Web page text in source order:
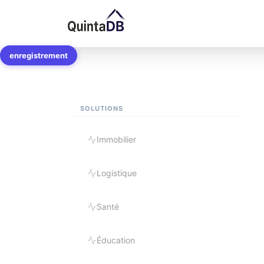
enregistrement
Modèles
SOLUTIONS
Immobilier
Logistique
Santé
Éducation